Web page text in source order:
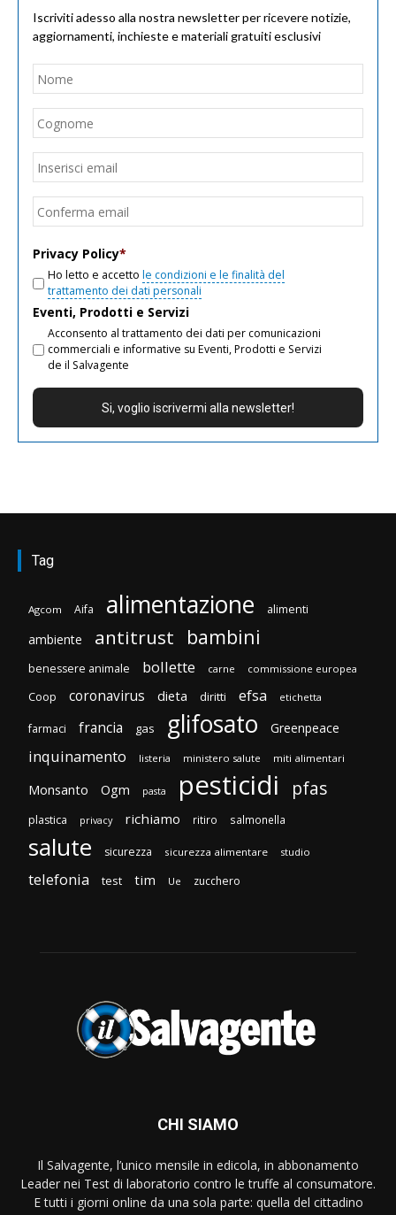
Iscriviti adesso alla nostra newsletter per ricevere notizie,
aggiornamenti, inchieste e materiali gratuiti esclusivi
Nome
Email
Privacy Policy*
Ho letto e accetto le condizioni e le finalità del
trattamento dei dati personali
Eventi, Prodotti e Servizi
Acconsento al trattamento dei dati per comunicazioni
commerciali e informative su Eventi, Prodotti e Servizi
de il Salvagente
Tag
Agcom Aifa alimentazione alimenti
ambiente antitrust bambini
benessere animale bollette carne commissione europea
Coop coronavirus dieta diritti efsa etichetta
farmaci francia gas glifosato Greenpeace
inquinamento listeria ministero salute miti alimentari
Monsanto Ogm pasta pesticidi pfas
plastica privacy richiamo ritiro salmonella
salute sicurezza sicurezza alimentare studio
telefonia test tim Ue zucchero
CHI SIAMO
Il Salvagente, l’unico mensile in edicola, in abbonamento
Leader nei Test di laboratorio contro le truffe al consumatore.
E tutti i giorni online da una sola parte: quella del cittadino